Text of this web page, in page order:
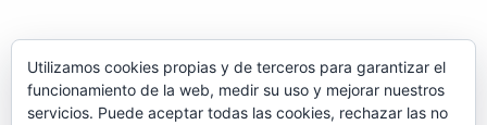
Utilizamos cookies propias y de terceros para garantizar el
funcionamiento de la web, medir su uso y mejorar nuestros
servicios. Puede aceptar todas las cookies, rechazar las no